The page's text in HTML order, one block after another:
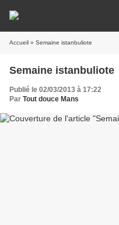
Accueil » Semaine istanbuliote
Semaine istanbuliote
Publié le 02/03/2013 à 17:22
Par Tout douce Mans